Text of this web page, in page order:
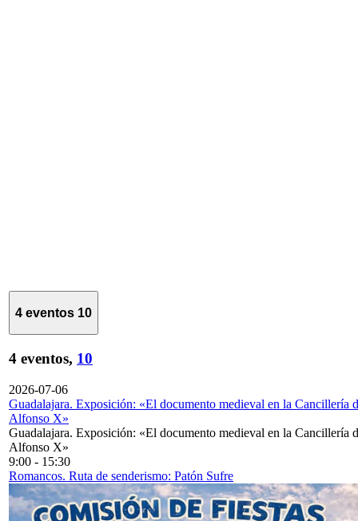
4 eventos 10
4 eventos, 10
2026-07-06
Guadalajara. Exposición: «El documento medieval en la Cancillería
Alfonso X»
Guadalajara. Exposición: «El documento medieval en la Cancillería
Alfonso X»
9:00 - 15:30
Romancos. Ruta de senderismo: Patón Sufre